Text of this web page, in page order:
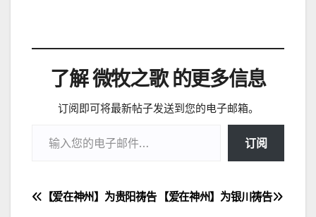
了解 微牧之歌 的更多信息
订阅即可将最新帖子发送到您的电子邮箱。
订阅
文 【爱在神州】为银川祷告
【爱在神州】为贵阳祷告